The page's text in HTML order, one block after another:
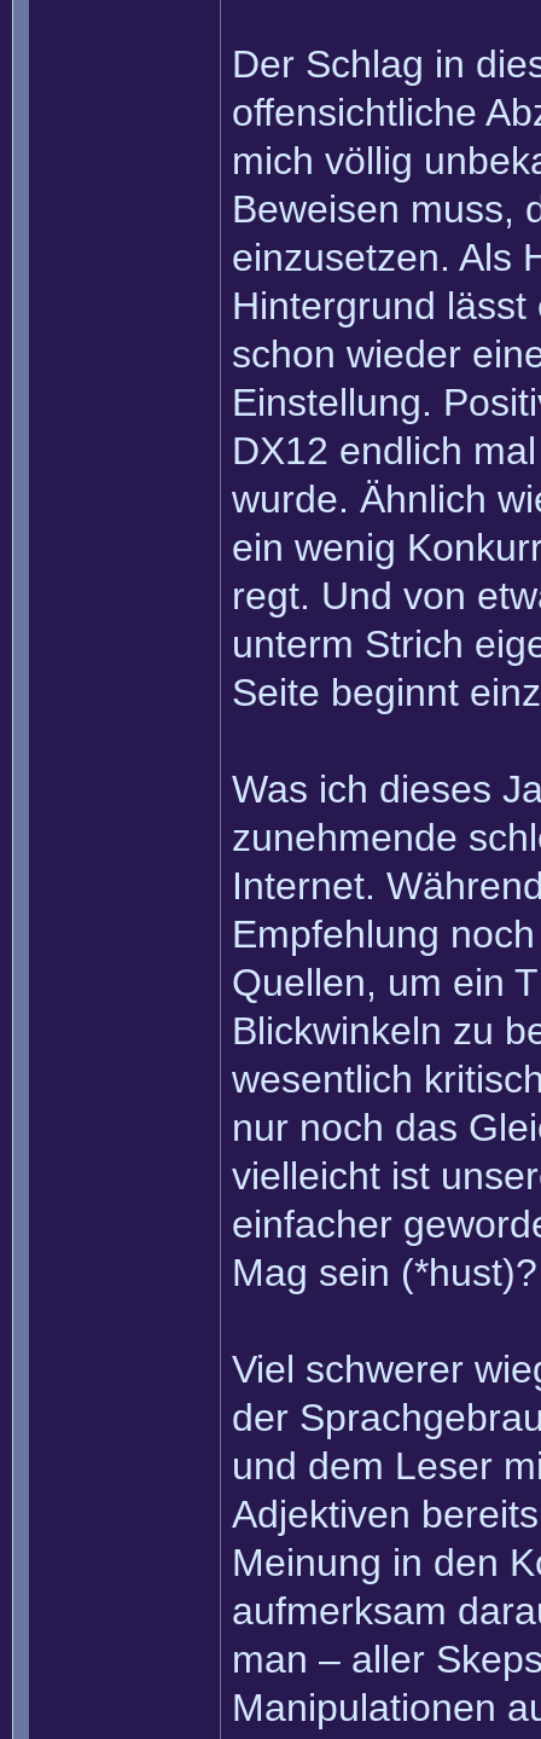
Der Schlag in
offensichtliche
mich völlig
Beweisen muss,
einzusetzen. Als
Hintergrund lässt
schon wieder
Einstellung.
DX12 endlich
wurde. Ähnlich
ein wenig
regt. Und von
unterm Strich
Seite beginnt
Was ich dieses
zunehmende
Internet.
Empfehlung
Quellen, um ein
Blickwinkeln zu
wesentlich
nur noch das
vielleicht ist
einfacher
Mag sein (*hust)?
Viel schwerer
der
und dem Leser
Adjektiven
Meinung in den
aufmerksam
man – aller
Manipulationen